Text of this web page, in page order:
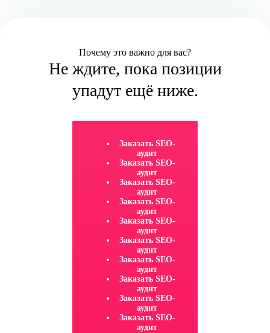
Почему это важно для вас?
Не ждите, пока позиции
упадут ещё ниже.
Заказать SEO-
аудит
Заказать SEO-
аудит
Заказать SEO-
аудит
Заказать SEO-
аудит
Заказать SEO-
аудит
Заказать SEO-
аудит
Заказать SEO-
аудит
Заказать SEO-
аудит
Заказать SEO-
аудит
Заказать SEO-
аудит